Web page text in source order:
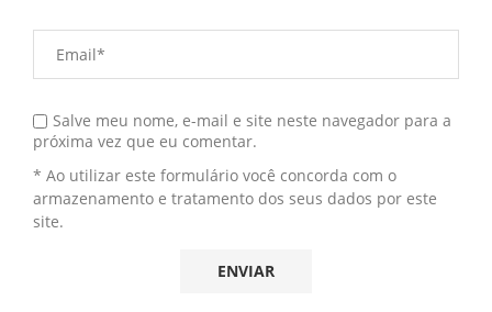
Salve meu nome, e-mail e site neste navegador para a
próxima vez que eu comentar.
* Ao utilizar este formulário você concorda com o
armazenamento e tratamento dos seus dados por este
site.